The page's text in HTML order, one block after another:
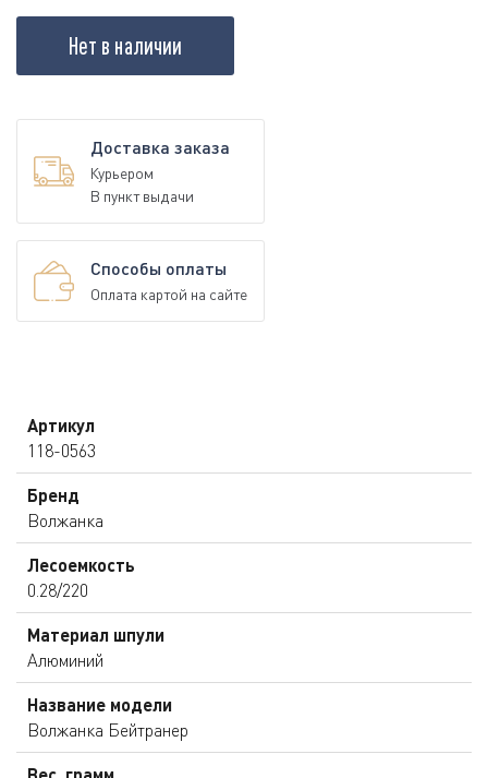
Нет в наличии
Доставка заказа
Курьером
В пункт выдачи
Способы оплаты
Оплата картой на сайте
Артикул
118-0563
Бренд
Волжанка
Лесоемкость
0.28/220
Материал шпули
Алюминий
Название модели
Волжанка Бейтранер